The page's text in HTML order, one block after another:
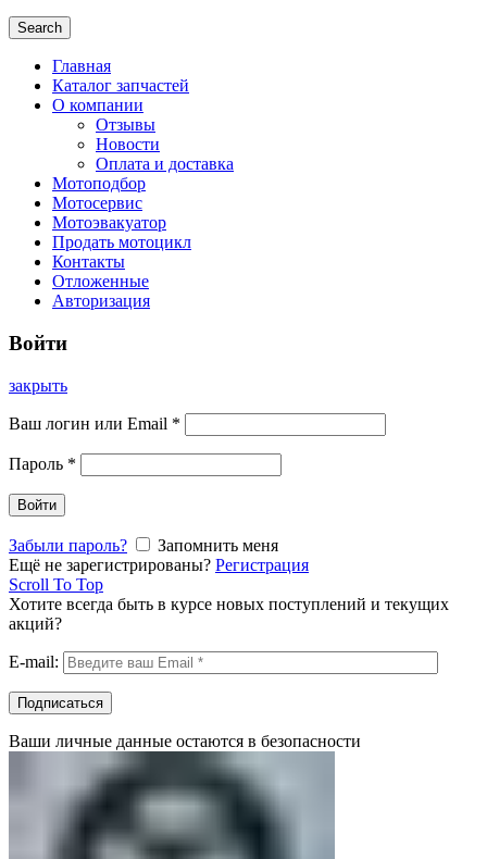
Search
Главная
Каталог запчастей
О компании
Отзывы
Новости
Оплата и доставка
Мотоподбор
Мотосервис
Мотоэвакуатор
Продать мотоцикл
Контакты
Отложенные
Авторизация
Войти
закрыть
Ваш логин или Email *
Пароль *
Войти
Забыли пароль?
Запомнить меня
Ещё не зарегистрированы? Регистрация
Scroll To Top
Хотите всегда быть в курсе новых поступлений и текущих
акций?
E-mail:
Ваши личные данные остаются в безопасности